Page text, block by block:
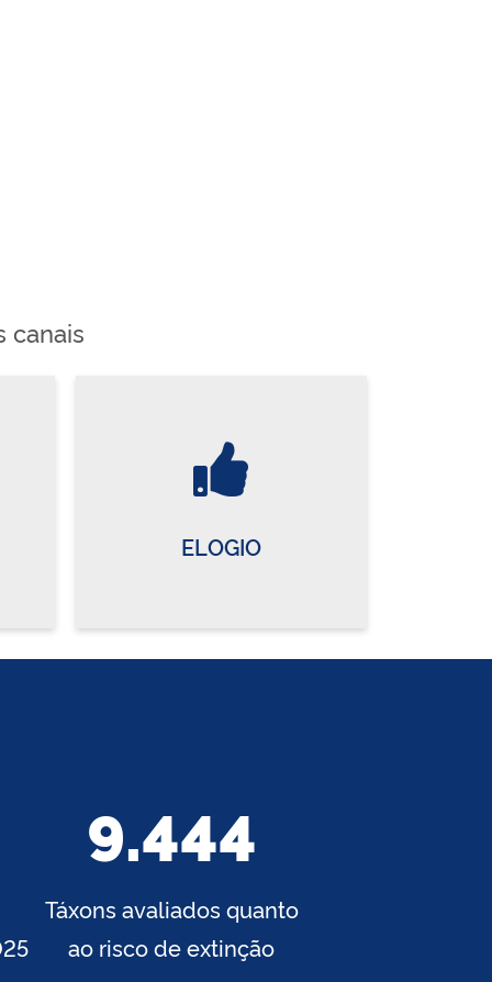
canais
ELOGIO
9.444
Táxons avaliados quanto
ao risco de extinção